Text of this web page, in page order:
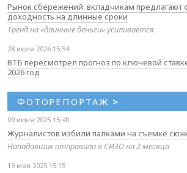
Рынок сбережений: вкладчикам предлагают
доходность на длинные сроки
Тренд на «длинные деньги» усиливается
28 июля 2026 15:54
ВТБ пересмотрел прогноз по ключевой
2026 год
ФОТОРЕПОРТАЖ >
09 июня 2025 15:40
Журналистов избили палками на съемке
Нападавших отправили в СИЗО на 2 месяца
19 мая 2025 15:15